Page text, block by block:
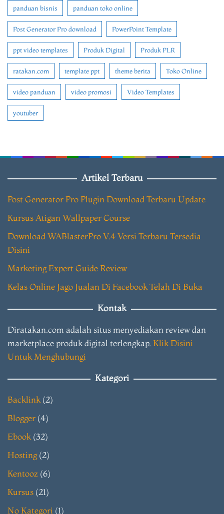
panduan bisnis panduan toko online
Post Generator Pro download PowerPoint Template
ppt video templates Produk Digital Produk PLR
ratakan.com template ppt theme berita Toko Online
video panduan video promosi Video Templates
youtuber
Artikel Terbaru
Post Generator Pro Plugin Download Terbaru Update
Kursus Atigan Wallpaper Course
Download WABlasterPro V.4 Versi Terbaru Tersedia
Disini
Marketing Expert Guide Review
Kelas Online Jago Jualan Di Facebook Telah Di Buka
Kontak
Diratakan.com adalah situs menyediakan review dan
marketplace produk digital terlengkap. Klik Disini
Untuk Menghubungi
Kategori
Backlink (2)
Blogger (4)
Ebook (32)
Hosting(2)
Kentooz (6)
Kursus (21)
No Kategori (1)